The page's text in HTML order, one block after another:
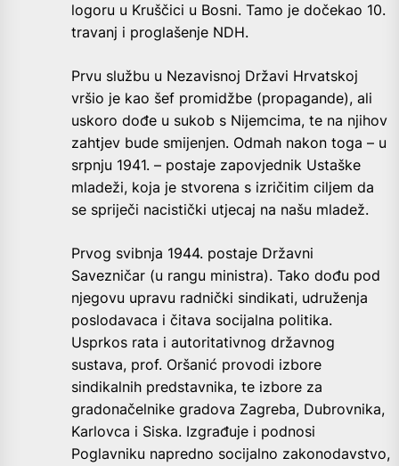
logoru u Kruščici u Bosni. Tamo je dočekao 10.
travanj i proglašenje NDH.
Prvu službu u Nezavisnoj Državi Hrvatskoj
vršio je kao šef promidžbe (propagande), ali
uskoro dođe u sukob s Nijemcima, te na njihov
zahtjev bude smijenjen. Odmah nakon toga – u
srpnju 1941. – postaje zapovjednik Ustaške
mladeži, koja je stvorena s izričitim ciljem da
se spriječi nacistički utjecaj na našu mladež.
Prvog svibnja 1944. postaje Državni
Savezničar (u rangu ministra). Tako dođu pod
njegovu upravu radnički sindikati, udruženja
poslodavaca i čitava socijalna politika.
Usprkos rata i autoritativnog državnog
sustava, prof. Oršanić provodi izbore
sindikalnih predstavnika, te izbore za
gradonačelnike gradova Zagreba, Dubrovnika,
Karlovca i Siska. Izgrađuje i podnosi
Poglavniku napredno socijalno zakonodavstvo,